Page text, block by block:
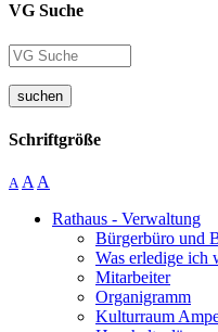
VG Suche
suchen
Schriftgröße
A A A
Rathaus - Verwaltung
Bürgerbüro und
Was erledige ich
Mitarbeiter
Organigramm
Kulturraum